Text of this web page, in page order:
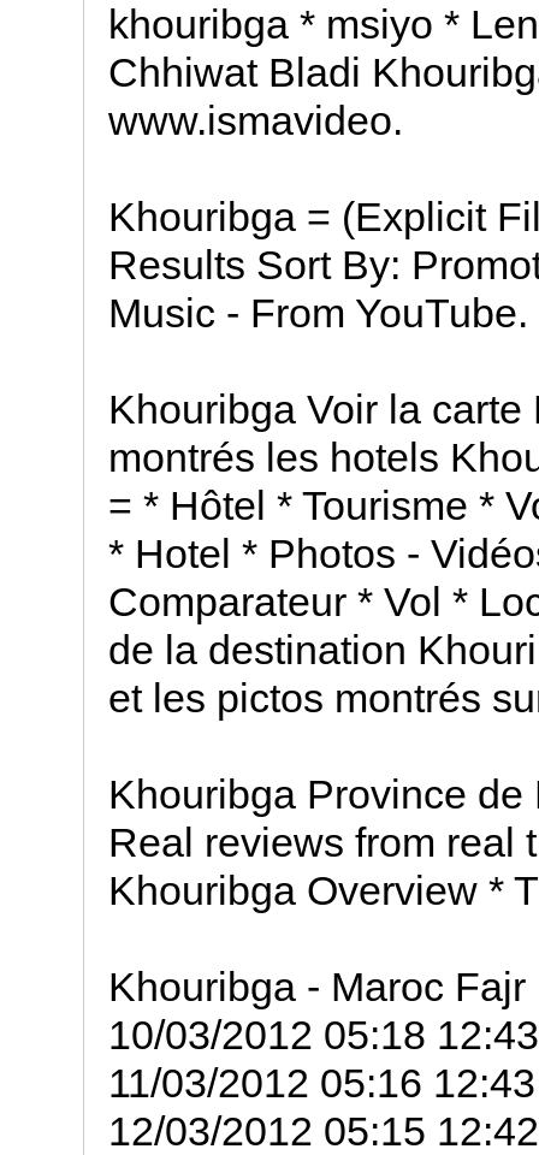
khouribga * msiyo *
Chhiwat Bladi
www.ismavideo.
Khouribga = (Explicit
Results Sort By:
Music - From YouTube.
Khouribga Voir la
montrés les hotels
= * Hôtel * Tourisme *
* Hotel * Photos -
Comparateur * Vol *
de la destination
et les pictos montrés
Khouribga Province
Real reviews from real
Khouribga Overview *
Khouribga - Maroc
10/03/2012 05:18
11/03/2012 05:16
12/03/2012 05:15